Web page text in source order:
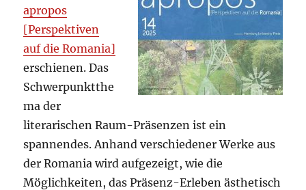
apropos
[Perspektiven
auf die Romania]
erschienen. Das
Schwerpunktthe
ma der
literarischen Raum-Präsenzen ist ein
spannendes. Anhand verschiedener Werke aus
der Romania wird aufgezeigt, wie die
Möglichkeiten, das Präsenz-Erleben ästhetisch